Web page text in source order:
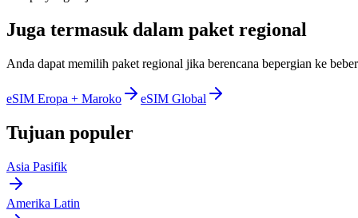
Juga termasuk dalam paket regional
Anda dapat memilih paket regional jika berencana bepergian ke
eSIM Eropa + Maroko eSIM Global
Tujuan populer
Asia Pasifik
Amerika Latin